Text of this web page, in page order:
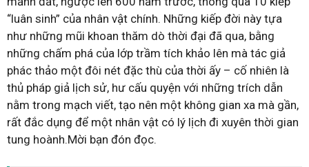
“luân sinh” của nhân vật chính. Những kiếp đời này tựa
như những mũi khoan thăm dò thời đại đã qua, bằng
những chấm phá của lớp trầm tích khảo lên mà tác giả
phác thảo một đôi nét đặc thù của thời ấy – cố nhiên là
thủ pháp giả lịch sử, hư cấu quyện với những trích dẫn
nằm trong mạch viết, tạo nên một không gian xa mà gần,
rất đắc dụng để một nhân vật có lý lịch đi xuyên thời gian
tung hoành.Mời bạn đón đọc.